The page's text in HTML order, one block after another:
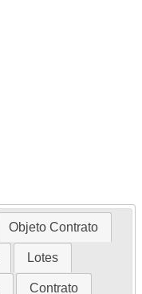
Objeto Contrato
Lotes
Contrato